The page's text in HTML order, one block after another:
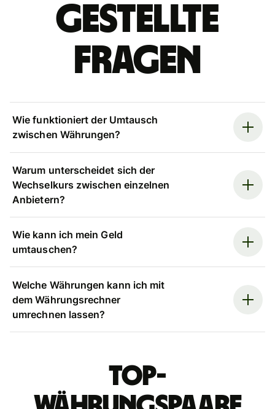
gestellte
Fragen
Wie funktioniert der Umtausch
zwischen Währungen?
Warum unterscheidet sich der
Wechselkurs zwischen einzelnen
Anbietern?
Wie kann ich mein Geld
umtauschen?
Welche Währungen kann ich mit
dem Währungsrechner
umrechnen lassen?
Top-